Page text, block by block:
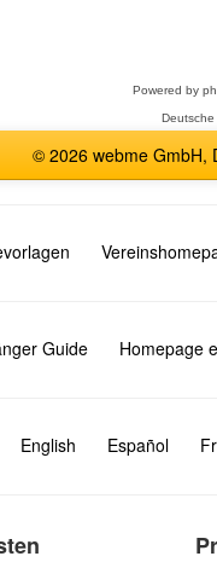
Powered by
© 2026 webme GmbH,
Guide Homepage
English Español